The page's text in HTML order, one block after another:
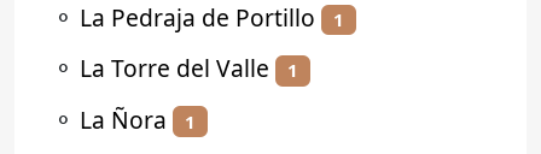
⚬ La Pedraja de Portillo 1
⚬ La Torre del Valle 1
⚬ La Ñora 1